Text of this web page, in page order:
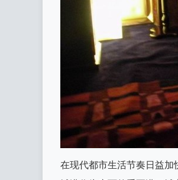
在现代都市生活节奏日益